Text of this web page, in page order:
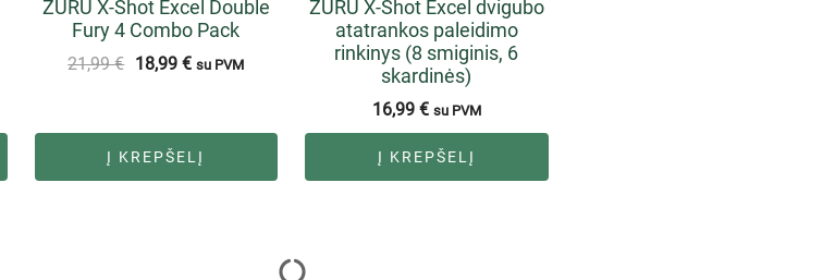
ZURU X-Shot Excel Double
Fury 4 Combo Pack
21,99€ 18,99€ su PVM
Į KREPŠELĮ
ZURU X-Shot Excel dvigubo
atatrankos paleidimo
rinkinys (8 smiginis, 6
skardinės)
16,99 € su PVM
Į KREPŠELĮ